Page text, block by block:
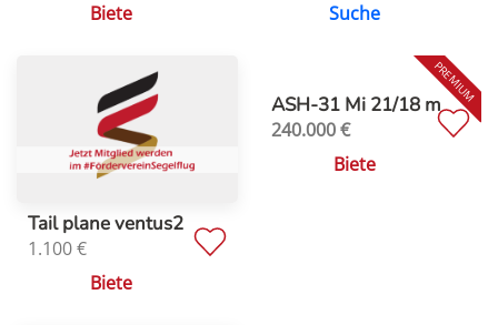
Biete
Suche
Tail plane ventus2
1.100€
Biete
ASH-31 Mi 21/18 m
240.000€
Biete